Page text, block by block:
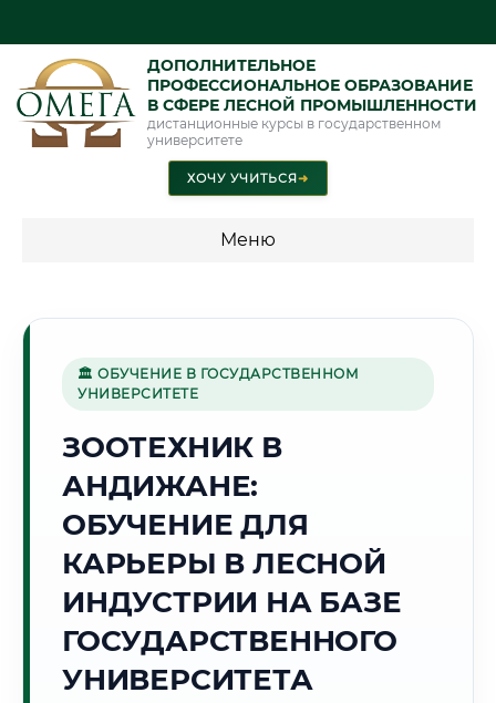
ДОПОЛНИТЕЛЬНОЕ
ПРОФЕССИОНАЛЬНОЕ ОБРАЗОВАНИЕ
В СФЕРЕ ЛЕСНОЙ ПРОМЫШЛЕННОСТИ
дистанционные курсы в государственном
университете
ХОЧУ УЧИТЬСЯ➜
Меню
промышленность"
🌺
Г. АНДИЖАН
Точное местное время:
20:53:16
Воскресенье, 9 Августа
Погода в г. Андижан:
🌅 Восход:05:14
🏛 ОБУЧЕНИЕ В ГОСУДАРСТВЕННОМ
УНИВЕРСИТЕТЕ
ЗООТЕХНИК В
АНДИЖАНЕ:
ОБУЧЕНИЕ ДЛЯ
КАРЬЕРЫ В ЛЕСНОЙ
ИНДУСТРИИ НА БАЗЕ
ГОСУДАРСТВЕННОГО
УНИВЕРСИТЕТА